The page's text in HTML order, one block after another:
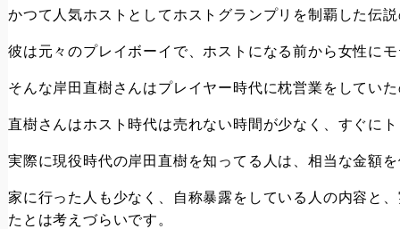
かつて人気ホストとしてホストグランプリを制覇した伝
彼は元々のプレイボーイで、ホストになる前から女性に
そんな岸田直樹さんはプレイヤー時代に枕営業をしてい
直樹さんはホスト時代は売れない時間が少なく、すぐに
実際に現役時代の岸田直樹を知ってる人は、相当な金額
家に行った人も少なく、自称暴露をしている人の内容と
たとは考えづらいです。